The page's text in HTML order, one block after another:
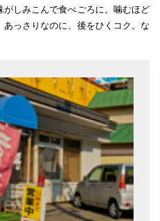
しみこんで食べごろに。噛むほど
っさりなのに、後をひくコク。な